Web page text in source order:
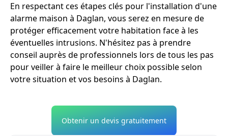
En respectant ces étapes clés pour l'installation d'une
alarme maison à Daglan, vous serez en mesure de
protéger efficacement votre habitation face à les
éventuelles intrusions. N'hésitez pas à prendre
conseil auprès de professionnels lors de tous les pas
pour veiller à faire le meilleur choix possible selon
votre situation et vos besoins à Daglan.
Obtenir un devis gratuitement